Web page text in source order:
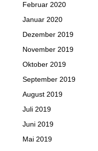
Februar 2020
Januar 2020
Dezember 2019
November 2019
Oktober 2019
September 2019
August 2019
Juli 2019
Juni 2019
Mai 2019